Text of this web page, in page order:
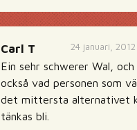
24 januari,
Carl T
Ein sehr schwerer Wal,
också vad personen som
det mittersta alternativet
tänkas bli.